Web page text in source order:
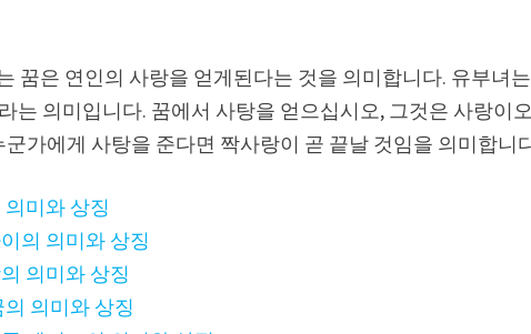
꿈은 연인의 사랑을 얻게된다는 것을 의미합니다. 유부녀
는 의미입니다. 꿈에서 사탕을 얻으십시오, 그것은 사랑이
가에게 사탕을 준다면 짝사랑이 곧 끝날 것임을 의미합니
의미와 상징
의 의미와 상징
의미와 상징
의 의미와 상징